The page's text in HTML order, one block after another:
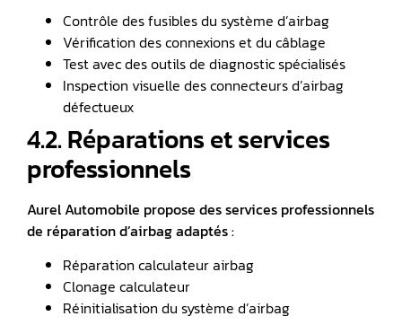
Contrôle des fusibles du système d’airbag
Vérification des connexions et du câblage
Test avec des outils de diagnostic spécialisés
Inspection visuelle des connecteurs d’airbag
défectueux
4.2. Réparations et services
professionnels
Aurel Automobile propose des services professionnels
de réparation d’airbag adaptés :
Réparation calculateur airbag
Clonage calculateur
Réinitialisation du système d’airbag